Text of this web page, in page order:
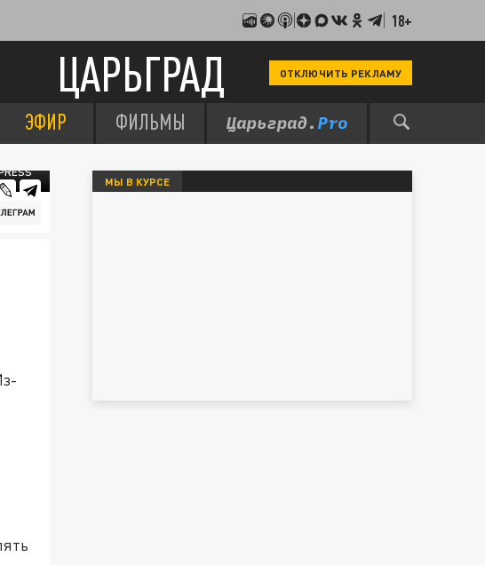
18+
ЦАРЬГРАД ОТКЛЮЧИТЬ РЕКЛАМУ
ЭФИР ФИЛЬМЫ
МЫ В КУРСЕ